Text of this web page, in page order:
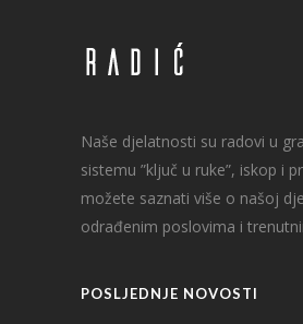
Naše djelatnosti su radovi u
sistemu ”ključ u ruke”, iskop i
možete saznati više o našoj
odrađenim poslovima i
POSLJEDNJE NOVOSTI